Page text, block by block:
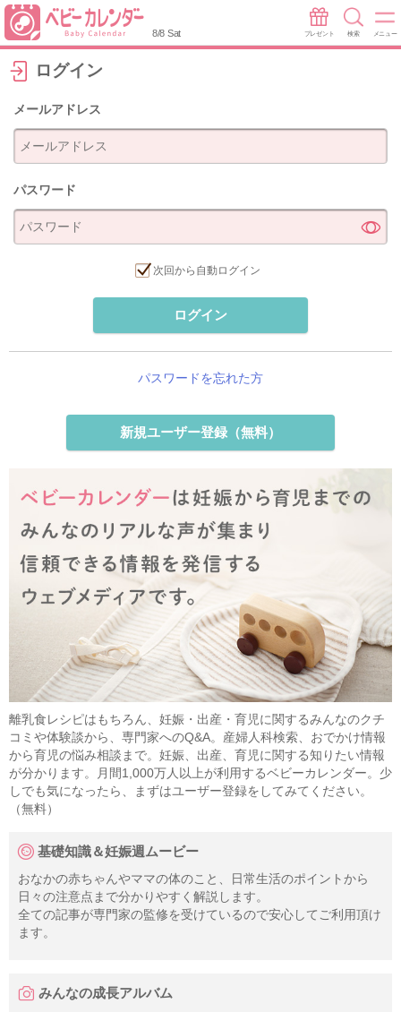
8/8 Sat プレゼント 検索 メニュー
ログイン
メールアドレス
パスワード
次回から自動ログイン
ログイン
パスワードを忘れた方
新規ユーザー登録（無料）
離乳食レシピはもちろん、妊娠・出産・育児に関するみんなのクチ
コミや体験談から、専門家へのQ&A。産婦人科検索、おでかけ情報
から育児の悩み相談まで。妊娠、出産、育児に関する知りたい情報
が分かります。月間1,000万人以上が利用するベビーカレンダー。少
しでも気になったら、まずはユーザー登録をしてみてください。
（無料）
基礎知識＆妊娠週ムービー
おなかの赤ちゃんやママの体のこと、日常生活のポイントから
日々の注意点まで分かりやすく解説します。
全ての記事が専門家の監修を受けているので安心してご利用頂け
ます。
みんなの成長アルバム